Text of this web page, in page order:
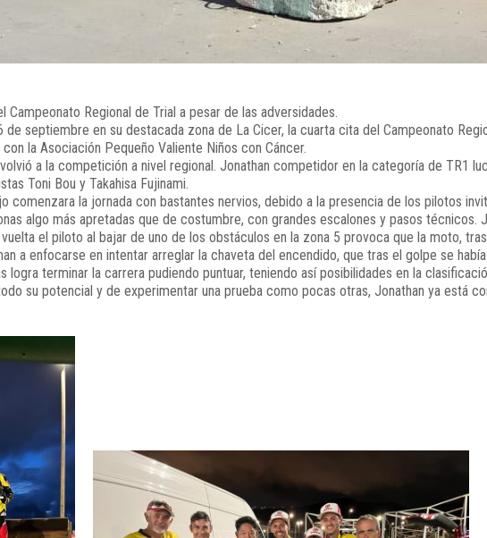
Campeonato Regional de Trial a pesar de las adversidades.
septiembre en su destacada zona de La Cicer, la cuarta cita del Campeonato
la Asociación Pequeño Valiente Niños con Cáncer.
a la competición a nivel regional. Jonathan competidor en la categoría de TR1
Toni Bou y Takahisa Fujinami.
comenzara la jornada con bastantes nervios, debido a la presencia de los pilotos
algo más apretadas que de costumbre, con grandes escalones y pasos técnicos.
el piloto al bajar de uno de los obstáculos en la zona 5 provoca que la moto,
a enfocarse en intentar arreglar la chaveta del encendido, que tras el golpe se
logra terminar la carrera pudiendo puntuar, teniendo así posibilidades en la
su potencial y de experimentar una prueba como pocas otras, Jonathan ya está